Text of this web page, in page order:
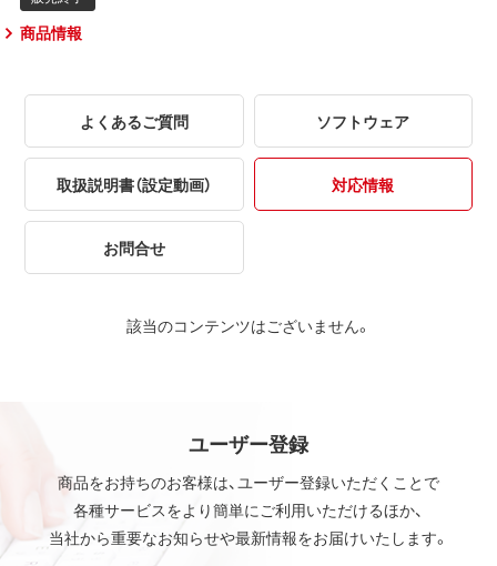
商品情報
よくあるご質問 ソフトウェア
取扱説明書（設定動画） 対応情報
お問合せ
該当のコンテンツはございません。
ユーザー登録
商品をお持ちのお客様は、ユーザー登録いただくことで
各種サービスをより簡単にご利用いただけるほか、
当社から重要なお知らせや最新情報をお届けいたします。